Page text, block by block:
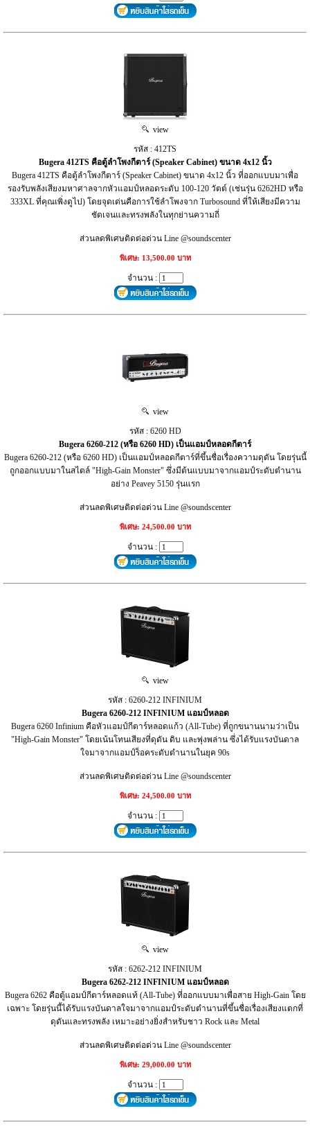
view
รหัส : 412TS
Bugera 412TS คือตู้ลำโพงกีตาร์ (Speaker Cabinet) ขนาด 4x12 นิ้ว
Bugera 412TS คือตู้ลำโพงกีตาร์ (Speaker Cabinet) ขนาด 4x12 นิ้ว ที่ออกแบบมาเพื่อ
รองรับพลังเสียงมหาศาลจากหัวแอมป์หลอดระดับ 100-120 วัตต์ (เช่นรุ่น 6262HD หรือ
333XL ที่คุณเพิ่งดูไป) โดยจุดเด่นคือการใช้ลำโพงจาก Turbosound ที่ให้เสียงมีความ
ชัดเจนและทรงพลังในทุกย่านความถี่
ส่วนลดพิเศษติดต่อด่วน Line @soundscenter
พิเศษ: 13,500.00 บาท
จำนวน :
view
รหัส : 6260 HD
Bugera 6260-212 (หรือ 6260 HD) เป็นแอมป์หลอดกีตาร์
Bugera 6260-212 (หรือ 6260 HD) เป็นแอมป์หลอดกีตาร์ที่ขึ้นชื่อเรื่องความดุดัน โดยรุ่นนี้
ถูกออกแบบมาในสไตล์ "High-Gain Monster" ซึ่งมีต้นแบบมาจากแอมป์ระดับตำนาน
อย่าง Peavey 5150 รุ่นแรก
ส่วนลดพิเศษติดต่อด่วน Line @soundscenter
พิเศษ: 24,500.00 บาท
จำนวน :
view
รหัส : 6260-212 INFINIUM
Bugera 6260-212 INFINIUM แอมป์หลอด
Bugera 6260 Infinium คือหัวแอมป์กีตาร์หลอดแก้ว (All-Tube) ที่ถูกขนานนามว่าเป็น
"High-Gain Monster" โดยเน้นโทนเสียงที่ดุดัน ดิบ และพุ่งพล่าน ซึ่งได้รับแรงบันดาล
ใจมาจากแอมป์ร็อคระดับตำนานในยุค 90s
ส่วนลดพิเศษติดต่อด่วน Line @soundscenter
พิเศษ: 24,500.00 บาท
จำนวน :
view
รหัส : 6262-212 INFINIUM
Bugera 6262-212 INFINIUM แอมป์หลอด
Bugera 6262 คือตู้แอมป์กีตาร์หลอดแท้ (All-Tube) ที่ออกแบบมาเพื่อสาย High-Gain โดย
เฉพาะ โดยรุ่นนี้ได้รับแรงบันดาลใจมาจากแอมป์ระดับตำนานที่ขึ้นชื่อเรื่องเสียงแตกที่
ดุดันและทรงพลัง เหมาะอย่างยิ่งสำหรับชาว Rock และ Metal
ส่วนลดพิเศษติดต่อด่วน Line @soundscenter
พิเศษ: 29,000.00 บาท
จำนวน :